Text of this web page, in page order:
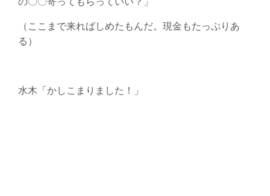
（ここまで来ればしめたもんだ。現金もたっぷりあ
る）
水木「かしこまりました！」